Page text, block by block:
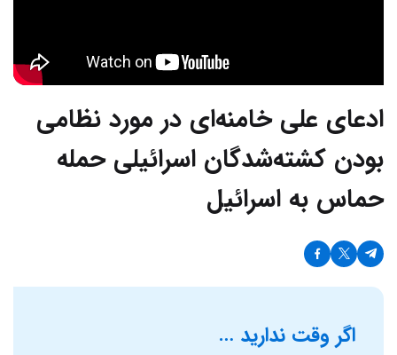
ادعای علی خامنه‌ای در مورد نظامی
بودن کشته‌شدگان اسرائیلی حمله
حماس به اسرائیل
اگر وقت ندارید …